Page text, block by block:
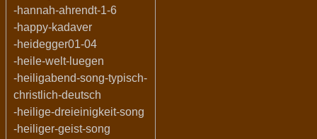
-hannah-ahrendt-1-6
-happy-kadaver
-heidegger01-04
-heile-welt-luegen
-heiligabend-song-typisch-
christlich-deutsch
-heilige-dreieinigkeit-song
-heiliger-geist-song